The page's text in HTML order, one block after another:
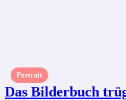
Portrait
Das Bilderbuch